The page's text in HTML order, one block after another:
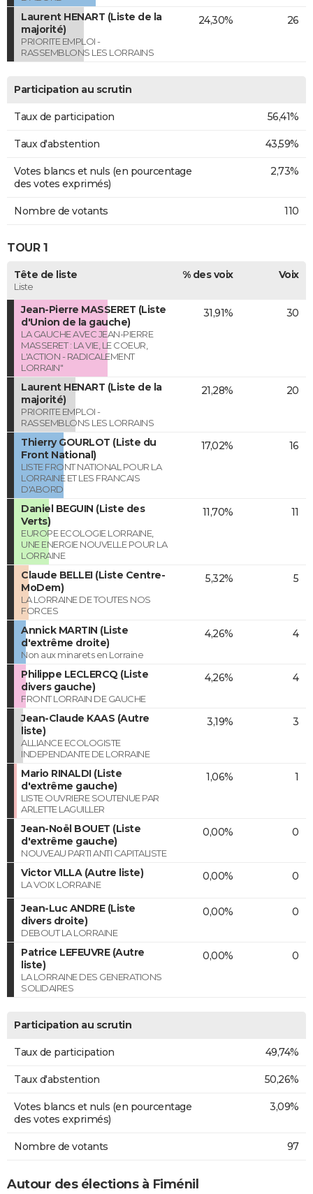
Laurent HENART (Liste de la
majorité)
PRIORITE EMPLOI -
RASSEMBLONS LES LORRAINS
24,30% 26
Participation au scrutin
Taux de participation 56,41%
Taux d'abstention 43,59%
Votes blancs et nuls (en pourcentage
des votes exprimés)
2,73%
Nombre de votants 110
TOUR 1
Tête de liste
Liste
% des voix Voix
Jean-Pierre MASSERET (Liste
d'Union de la gauche)
LA GAUCHE AVEC JEAN-PIERRE
MASSERET : LA VIE, LE COEUR,
L'ACTION - RADICALEMENT
LORRAIN"
31,91% 30
Laurent HENART (Liste de la
majorité)
PRIORITE EMPLOI -
RASSEMBLONS LES LORRAINS
21,28% 20
Thierry GOURLOT (Liste du
Front National)
LISTE FRONT NATIONAL POUR LA
LORRAINE ET LES FRANCAIS
D'ABORD
17,02% 16
Daniel BEGUIN (Liste des
Verts)
EUROPE ECOLOGIE LORRAINE,
UNE ENERGIE NOUVELLE POUR LA
LORRAINE
11,70% 11
Claude BELLEI (Liste Centre-
MoDem)
LA LORRAINE DE TOUTES NOS
FORCES
5,32% 5
Annick MARTIN (Liste
d'extrême droite)
Non aux minarets en Lorraine
4,26% 4
Philippe LECLERCQ (Liste
divers gauche)
FRONT LORRAIN DE GAUCHE
4,26% 4
Jean-Claude KAAS (Autre
liste)
ALLIANCE ECOLOGISTE
INDEPENDANTE DE LORRAINE
3,19% 3
Mario RINALDI (Liste
d'extrême gauche)
LISTE OUVRIERE SOUTENUE PAR
ARLETTE LAGUILLER
1,06% 1
Jean-Noël BOUET (Liste
d'extrême gauche)
NOUVEAU PARTI ANTI CAPITALISTE
0,00% 0
Victor VILLA (Autre liste)
LA VOIX LORRAINE
0,00% 0
Jean-Luc ANDRE (Liste
divers droite)
DEBOUT LA LORRAINE
0,00% 0
Patrice LEFEUVRE (Autre
liste)
LA LORRAINE DES GENERATIONS
SOLIDAIRES
0,00% 0
Participation au scrutin
Taux de participation 49,74%
Taux d'abstention 50,26%
Votes blancs et nuls (en pourcentage
des votes exprimés)
3,09%
Nombre de votants 97
Autour des élections à Fiménil